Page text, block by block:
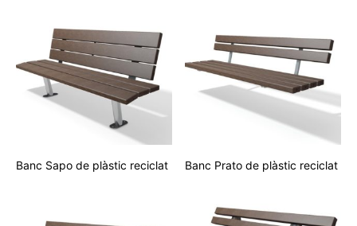
Banc Sapo de plàstic reciclat Banc Prato de plàstic reciclat